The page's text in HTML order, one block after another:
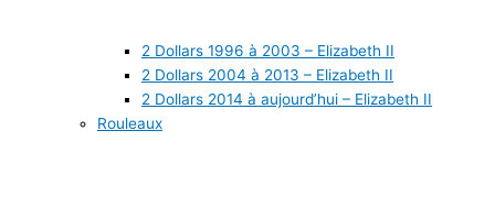
2 Dollars 1996 à 2003 – Elizabeth II
2 Dollars 2004 à 2013 – Elizabeth II
2 Dollars 2014 à aujourd’hui – Elizabeth II
Rouleaux